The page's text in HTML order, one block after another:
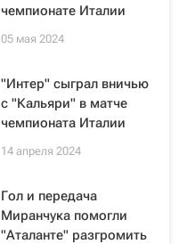
чемпионате Италии
05 мая 2024
"Интер" сыграл вничью
с "Кальяри" в матче
чемпионата Италии
14 апреля 2024
Гол и передача
Миранчука помогли
"Аталанте" разгромить